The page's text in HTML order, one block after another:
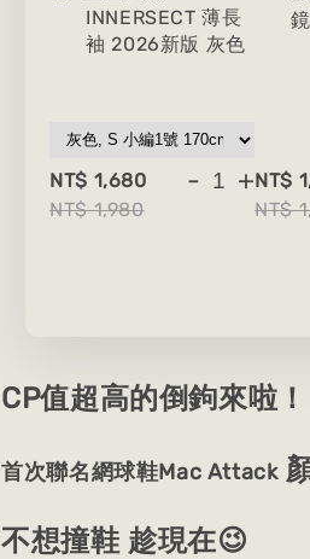
INNERSECT 薄長
袖 2026新版 灰色
NT$ 1,680
NT$ 1,980
- +
鏡
NT$
NT$
CP值超高的倒鉤來啦！
首次聯名網球鞋Mac Attack
不想撞鞋 趁現在😉